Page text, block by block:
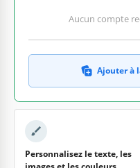
Aucun compte
Ajouter à
Personnalisez le texte, les